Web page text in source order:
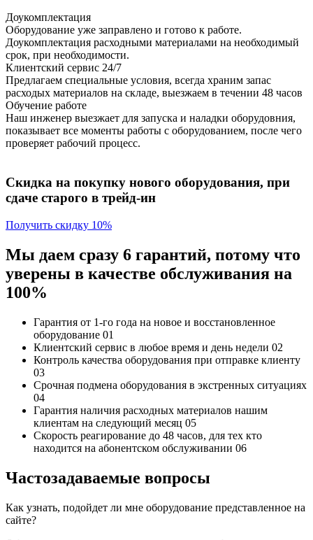
Доукомплектация
Оборудование уже заправлено и готово к работе.
Доукомплектация расходными материалами на необходимый
срок, при необходимости.
Клиентский сервис 24/7
Предлагаем специальные условия, всегда храним запас
расходых материалов на складе, выезжаем в течении 48 часов
Обучение работе
Наш инженер выезжает для запуска и наладки оборудовния,
показывает все моменты работы с оборудованием, после чего
проверяет рабочий процесс.
Скидка на покупку нового оборудования, при
сдаче старого в трейд-ин
Получить скидку 10%
Мы даем сразу 6 гарантий, потому что
уверены в качестве обслуживания на
100%
Гарантия от 1-го года на новое и восстановленное
оборудование 01
Клиентский сервис в любое время и день недели 02
Контроль качества оборудования при отправке клиенту
03
Срочная подмена оборудования в экстренных ситуациях
04
Гарантия наличия расходных материалов нашим
клиентам на следующий месяц 05
Скорость реагирование до 48 часов, для тех кто
находится на абонентском обслуживании 06
Частозадаваемые вопросы
Как узнать, подойдет ли мне оборудование представленное на
сайте?